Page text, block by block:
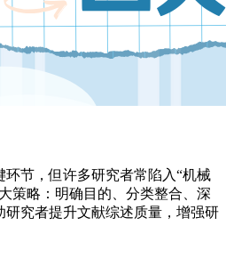
节，但许多研究者常陷入“机械
策略：明确目的、分类整合、深
研究者提升文献综述质量，增强研